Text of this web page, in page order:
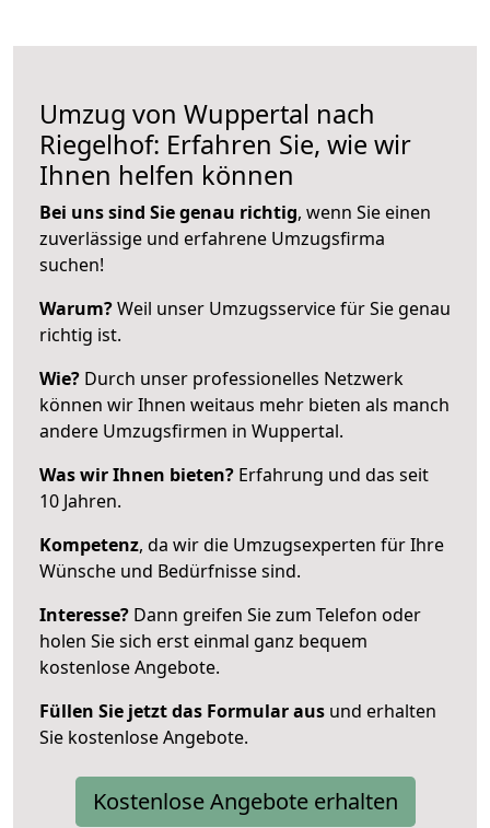
Umzug von Wuppertal nach
Riegelhof: Erfahren Sie, wie wir
Ihnen helfen können
Bei uns sind Sie genau richtig, wenn Sie einen
zuverlässige und erfahrene Umzugsfirma
suchen!
Warum?Weil unser Umzugsservice für Sie genau
richtig ist.
Wie? Durch unser professionelles Netzwerk
können wir Ihnen weitaus mehr bieten als manch
andere Umzugsfirmen in Wuppertal.
Was wir Ihnen bieten? Erfahrung und das seit
10 Jahren.
Kompetenz, da wir die Umzugsexperten für Ihre
Wünsche und Bedürfnisse sind.
Interesse? Dann greifen Sie zum Telefon oder
holen Sie sich erst einmal ganz bequem
kostenlose Angebote.
Füllen Sie jetzt das Formular aus und erhalten
Sie kostenlose Angebote.
Kostenlose Angebote erhalten